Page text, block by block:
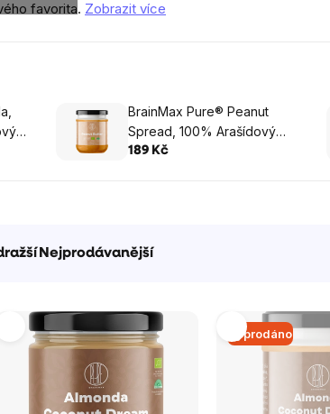
favorita. Zobrazit více
g
BrainMax Pure® Peanut
Spread, 100% Arašídový
krém, BIO, 450 g
189 Kč
Nejprodávanější
Vyprodáno